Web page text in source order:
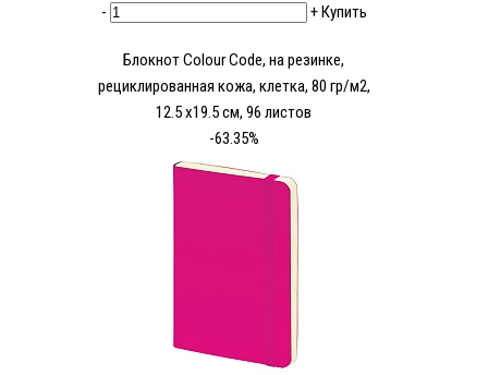
-
+Купить
Блокнот Colour Code, на резинке,
рециклированная кожа, клетка, 80 гр/м2,
12.5 х19.5 см, 96 листов
-63.35%